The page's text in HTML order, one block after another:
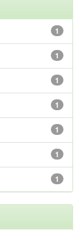
1
1
1
1
1
1
1